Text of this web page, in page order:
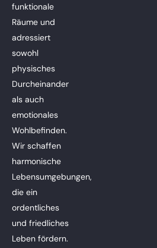
funktionale
Räume und
adressiert
sowohl
physisches
Durcheinander
als auch
emotionales
Wohlbefinden.
Wir schaffen
harmonische
Lebensumgebungen,
die ein
ordentliches
und friedliches
Leben fördern.